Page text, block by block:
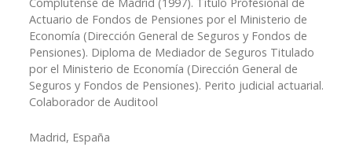
Actuario de Fondos de Pensiones por el Ministerio de
Economía (Dirección General de Seguros y Fondos de
Pensiones). Diploma de Mediador de Seguros Titulado
por el Ministerio de Economía (Dirección General de
Seguros y Fondos de Pensiones). Perito judicial actuarial.
Colaborador de Auditool
Madrid, España